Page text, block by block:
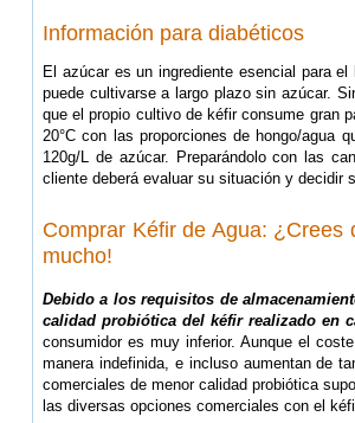
Información para diabéticos
El azúcar es un ingrediente esencial para
puede cultivarse a largo plazo sin azúcar.
que el propio cultivo de kéfir consume gran
20°C con las proporciones de hongo/agua
120g/L de azúcar. Preparándolo con las
cliente deberá evaluar su situación y decidir
Comprar Kéfir de Agua: ¿Crees
mucho!
Debido a los requisitos de
calidad probiótica del kéfir realizado en
consumidor es muy inferior. Aunque el
manera indefinida, e incluso aumentan de
comerciales de menor calidad probiótica
las diversas opciones comerciales con el